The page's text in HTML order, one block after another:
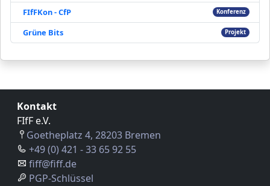
FIfFKon - CfP Konferenz
Grüne Bits Projekt
Kontakt
FIfF e.V.
Goetheplatz 4, 28203 Bremen
+49 (0) 421 - 33 65 92 55
fiff@fiff.de
PGP-Schlüssel